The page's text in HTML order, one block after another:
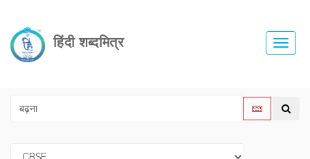
हिंदी शब्दमित्र